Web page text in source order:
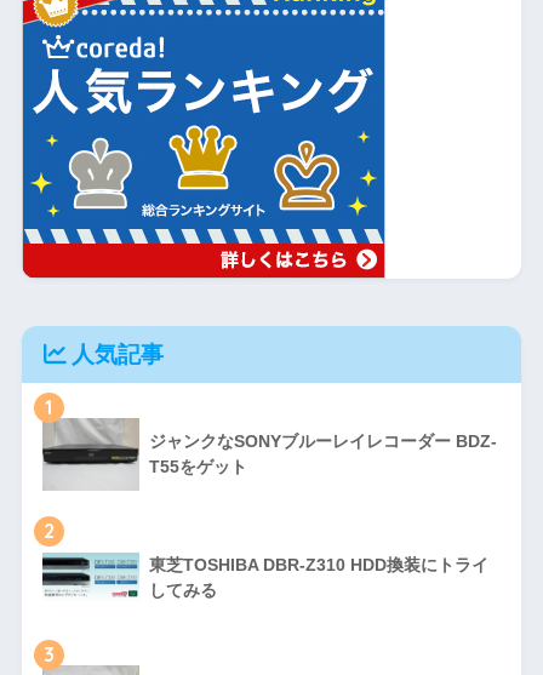
人気記事
1
ジャンクなSONYブルーレイレコーダー BDZ-
T55をゲット
2
東芝TOSHIBA DBR-Z310 HDD換装にトライ
してみる
3